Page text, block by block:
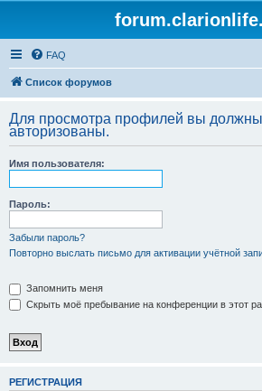
FAQ
Список форумов
Для просмотра профилей вы
авторизованы.
Имя пользователя:
Пароль:
Забыли пароль?
Повторно выслать письмо для активации учётной
Запомнить меня
Скрыть моё пребывание на конференции в этот
РЕГИСТРАЦИЯ